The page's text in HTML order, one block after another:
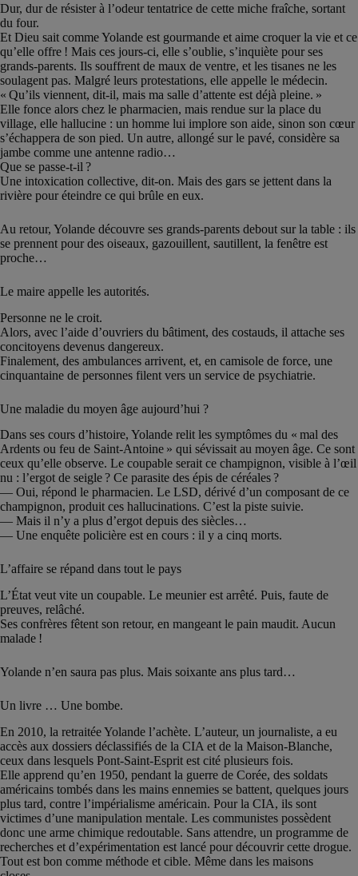
Dur, dur de résister à l’odeur tentatrice de cette miche fraîche, sortant
du four.
Et Dieu sait comme Yolande est gourmande et aime croquer la vie et ce
qu’elle offre ! Mais ces jours-ci, elle s’oublie, s’inquiète pour ses
grands-parents. Ils souffrent de maux de ventre, et les tisanes ne les
soulagent pas. Malgré leurs protestations, elle appelle le médecin.
« Qu’ils viennent, dit-il, mais ma salle d’attente est déjà pleine. »
Elle fonce alors chez le pharmacien, mais rendue sur la place du
village, elle hallucine : un homme lui implore son aide, sinon son cœur
s’échappera de son pied. Un autre, allongé sur le pavé, considère sa
jambe comme une antenne radio…
Que se passe-t-il ?
Une intoxication collective, dit-on. Mais des gars se jettent dans la
rivière pour éteindre ce qui brûle en eux.
Au retour, Yolande découvre ses grands-parents debout sur la table : ils
se prennent pour des oiseaux, gazouillent, sautillent, la fenêtre est
proche…
Le maire appelle les autorités.
Personne ne le croit.
Alors, avec l’aide d’ouvriers du bâtiment, des costauds, il attache ses
concitoyens devenus dangereux.
Finalement, des ambulances arrivent, et, en camisole de force, une
cinquantaine de personnes filent vers un service de psychiatrie.
Une maladie du moyen âge aujourd’hui ?
Dans ses cours d’histoire, Yolande relit les symptômes du « mal des
Ardents ou feu de Saint-Antoine » qui sévissait au moyen âge. Ce sont
ceux qu’elle observe. Le coupable serait ce champignon, visible à l’œil
nu : l’ergot de seigle ? Ce parasite des épis de céréales ?
— Oui, répond le pharmacien. Le LSD, dérivé d’un composant de ce
champignon, produit ces hallucinations. C’est la piste suivie.
— Mais il n’y a plus d’ergot depuis des siècles…
— Une enquête policière est en cours : il y a cinq morts.
L’affaire se répand dans tout le pays
L’État veut vite un coupable. Le meunier est arrêté. Puis, faute de
preuves, relâché.
Ses confrères fêtent son retour, en mangeant le pain maudit. Aucun
malade !
Yolande n’en saura pas plus. Mais soixante ans plus tard…
Un livre … Une bombe.
En 2010, la retraitée Yolande l’achète. L’auteur, un journaliste, a eu
accès aux dossiers déclassifiés de la CIA et de la Maison-Blanche,
ceux dans lesquels Pont-Saint-Esprit est cité plusieurs fois.
Elle apprend qu’en 1950, pendant la guerre de Corée, des soldats
américains tombés dans les mains ennemies se battent, quelques jours
plus tard, contre l’impérialisme américain. Pour la CIA, ils sont
victimes d’une manipulation mentale. Les communistes possèdent
donc une arme chimique redoutable. Sans attendre, un programme de
recherches et d’expérimentation est lancé pour découvrir cette drogue.
Tout est bon comme méthode et cible. Même dans les maisons